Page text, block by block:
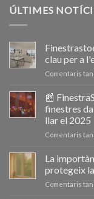
ÚLTIMES
clau per a
Comentaris
📰
finestres
llar el 2025
Comentaris
La
protegeix
Comentaris